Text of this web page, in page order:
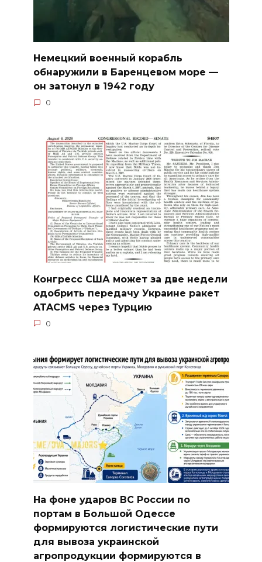
Немецкий военный корабль
обнаружили в Баренцевом море —
он затонул в 1942 году
0
Конгресс США может за две недели
одобрить передачу Украине ракет
ATACMS через Турцию
0
На фоне ударов ВС России по
портам в Большой Одессе
формируются логистические пути
для вывоза украинской
агропродукции формируются в